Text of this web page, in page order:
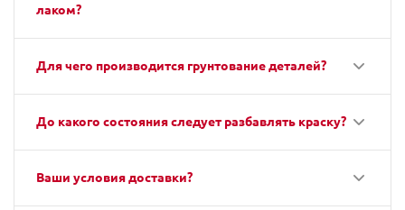
лаком?
Для чего производится грунтование деталей?
До какого состояния следует разбавлять краску?
Ваши условия доставки?